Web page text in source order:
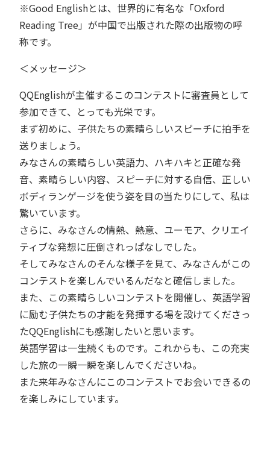
※Good Englishとは、世界的に有名な「Oxford
Reading Tree」が中国で出版された際の出版物の呼
称です。
＜メッセージ＞
QQEnglishが主催するこのコンテストに審査員として
参加できて、とっても光栄です。
まず初めに、子供たちの素晴らしいスピーチに拍手を
送りましょう。
みなさんの素晴らしい英語力、ハキハキと正確な発
音、素晴らしい内容、スピーチに対する自信、正しい
ボディランゲージを使う姿を目の当たりにして、私は
驚いています。
さらに、みなさんの情熱、熱意、ユーモア、クリエイ
ティブな発想に圧倒されっぱなしでした。
そしてみなさんのそんな様子を見て、みなさんがこの
コンテストを楽しんでいるんだなと確信しました。
また、この素晴らしいコンテストを開催し、英語学習
に励む子供たちの才能を発揮する場を設けてくださっ
たQQEnglishにも感謝したいと思います。
英語学習は一生続くものです。これからも、この充実
した旅の一瞬一瞬を楽しんでくださいね。
また来年みなさんにこのコンテストでお会いできるの
を楽しみにしています。